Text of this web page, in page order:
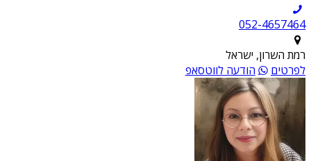
052-4657464
רמת השרון, ישראל
לפרטים
הודעה לווטסאפ